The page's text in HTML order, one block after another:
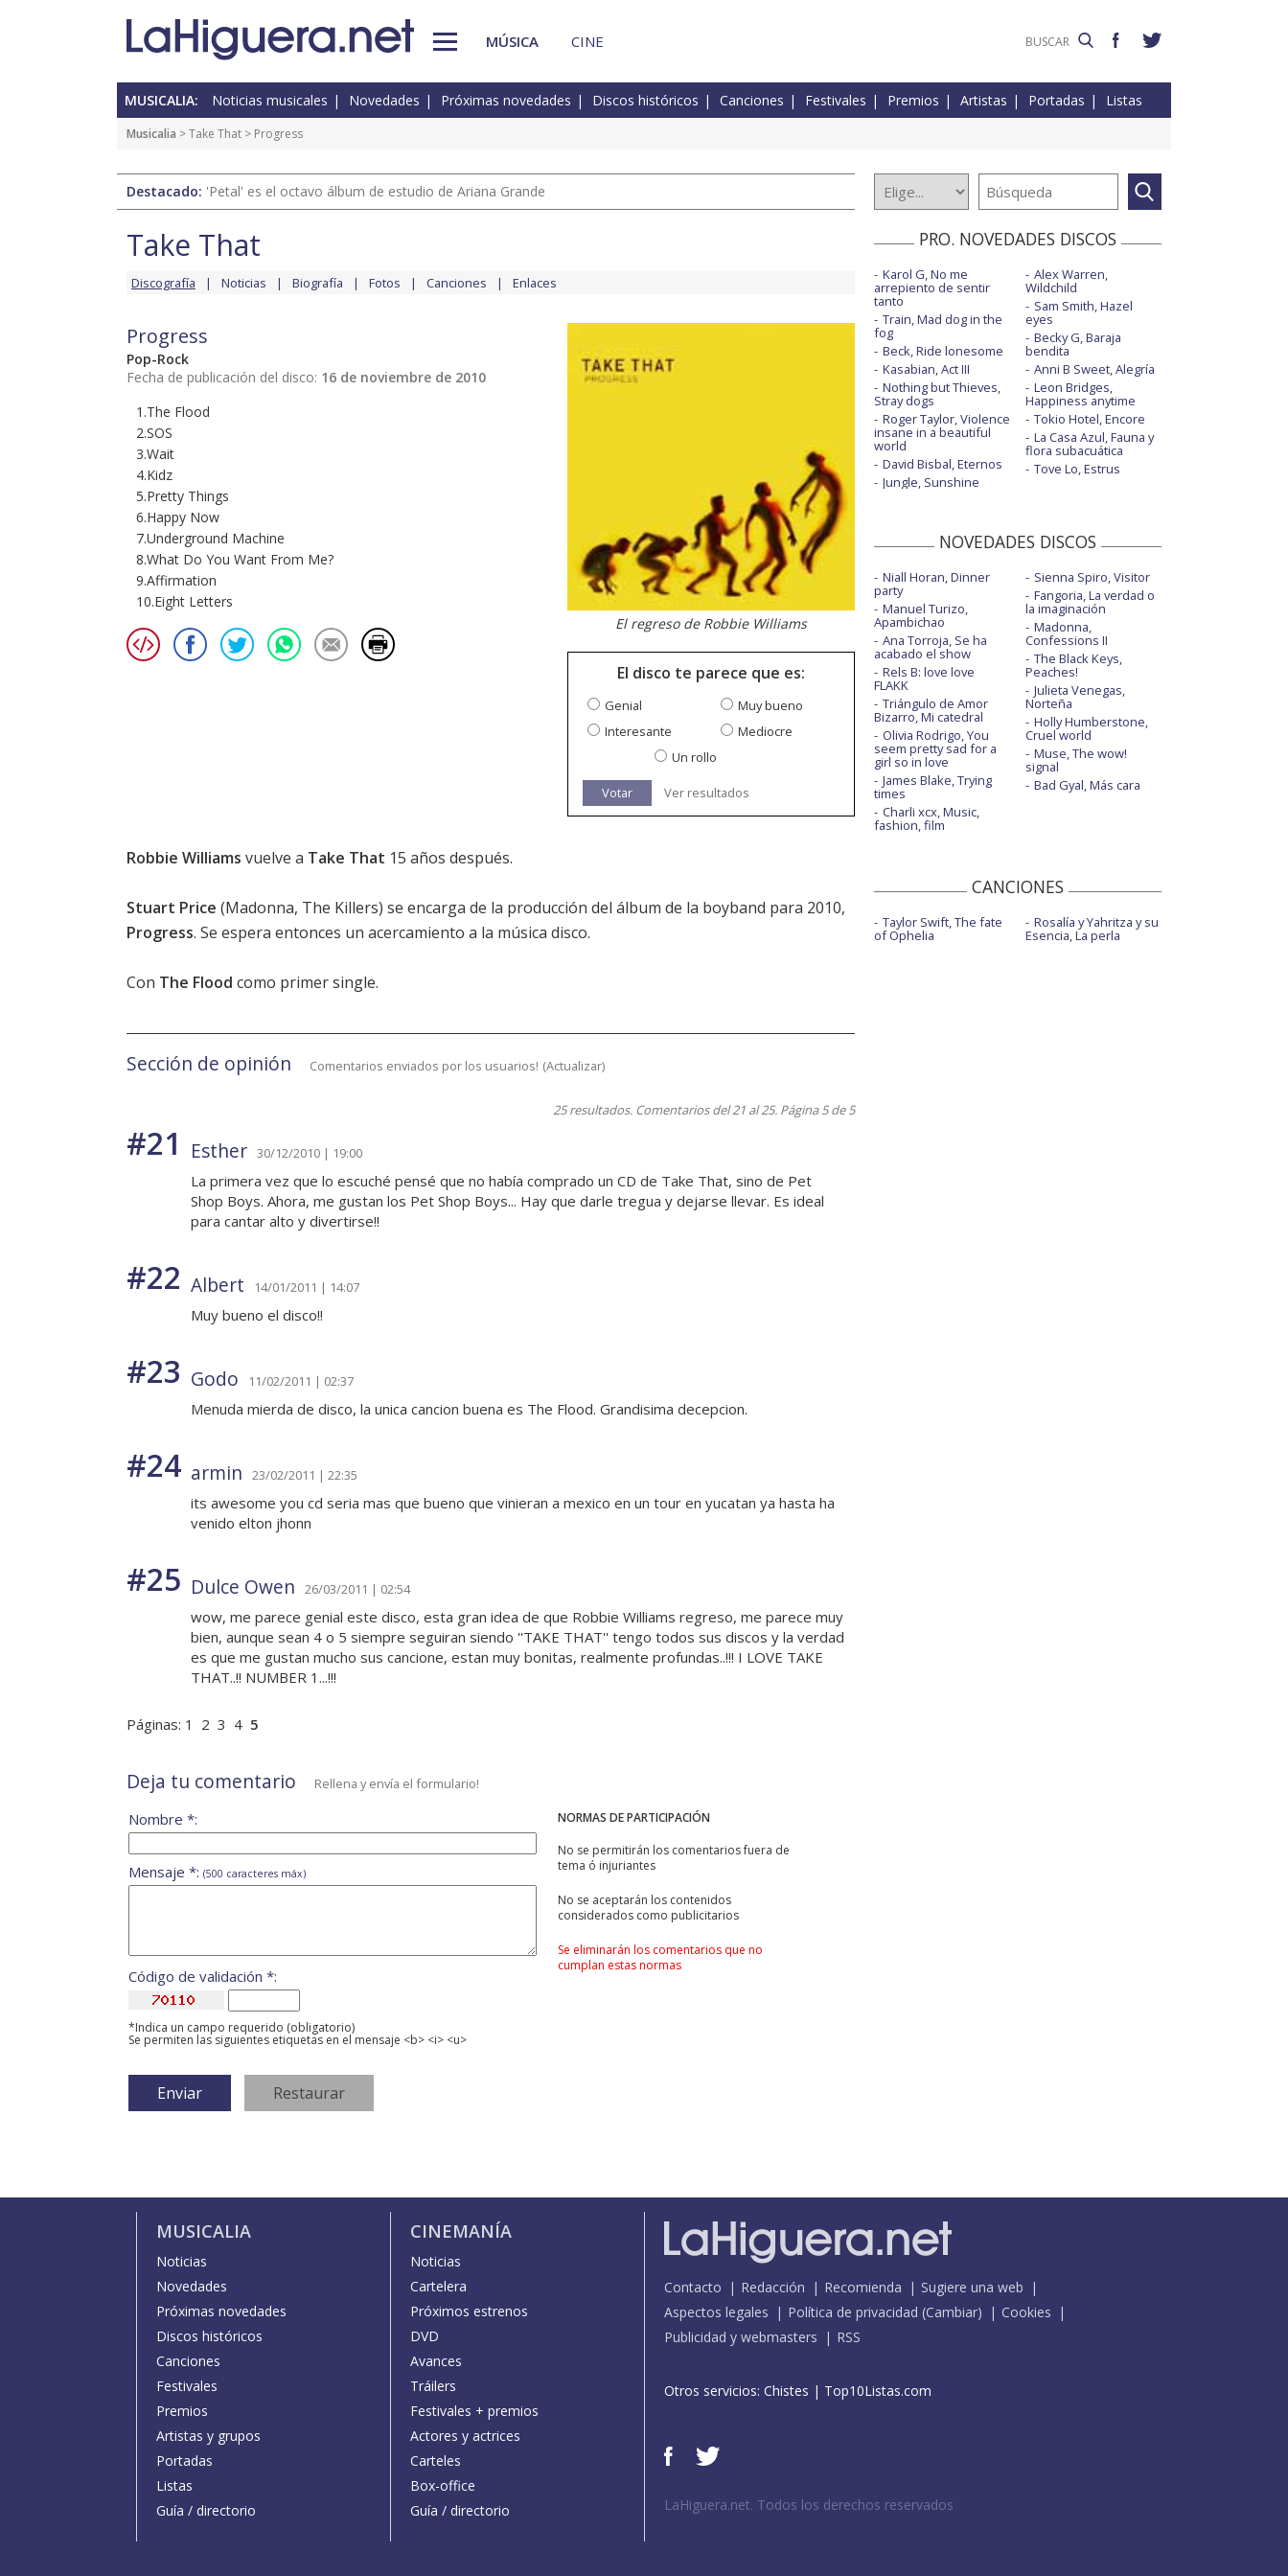
MÚSICA CINE
MUSICALIA: Noticias musicales Novedades Próximas novedades Discos históricos Canciones Festivales Premios Artistas Portadas Listas
Musicalia >Take That > Progress
Destacado: 'Petal' es el octavo álbum de estudio de Ariana Grande
Take That
Discografía Noticias Biografía Fotos Canciones Enlaces
Progress
Pop-Rock
Fecha de publicación del disco: 16 de noviembre de 2010
1.The Flood
2.SOS
3.Wait
4.Kidz
5.Pretty Things
6.Happy Now
7.Underground Machine
8.What Do You Want From Me?
9.Affirmation
10.Eight Letters
El regreso de Robbie Williams
El disco te parece que es:
Genial
Muy bueno
Interesante
Mediocre
Un rollo
Votar Ver resultados
Robbie Williams vuelve a Take That 15 años después.
Stuart Price (Madonna, The Killers) se encarga de la producción del álbum de la boyband para 2010,
Progress. Se espera entonces un acercamiento a la música disco.
Con The Flood como primer single.
Sección de opinión Comentarios enviados por los usuarios! (Actualizar)
25 resultados. Comentarios del 21 al 25. Página 5 de 5
#21 Esther 30/12/2010 | 19:00
La primera vez que lo escuché pensé que no había comprado un CD de Take That, sino de Pet
Shop Boys. Ahora, me gustan los Pet Shop Boys... Hay que darle tregua y dejarse llevar. Es ideal
para cantar alto y divertirse!!
#22 Albert 14/01/2011 | 14:07
Muy bueno el disco!!
#23 Godo 11/02/2011 | 02:37
Menuda mierda de disco, la unica cancion buena es The Flood. Grandisima decepcion.
#24 armin 23/02/2011 | 22:35
its awesome you cd seria mas que bueno que vinieran a mexico en un tour en yucatan ya hasta ha
venido elton jhonn
#25 Dulce Owen 26/03/2011 | 02:54
wow, me parece genial este disco, esta gran idea de que Robbie Williams regreso, me parece muy
bien, aunque sean 4 o 5 siempre seguiran siendo ''TAKE THAT'' tengo todos sus discos y la verdad
es que me gustan mucho sus cancione, estan muy bonitas, realmente profundas..!!! I LOVE TAKE
THAT..!! NUMBER 1...!!!
Páginas: 1 2 3 4 5
Deja tu comentario Rellena y envía el formulario!
NORMAS DE PARTICIPACIÓN
No se permitirán los comentarios fuera de
tema ó injuriantes
No se aceptarán los contenidos
considerados como publicitarios
Se eliminarán los comentarios que no
cumplan estas normas
Nombre *:
Mensaje *: (500 caracteres máx)
Código de validación *:
*Indica un campo requerido (obligatorio)
Se permiten las siguientes etiquetas en el mensaje <b> <i> <u>
PRO. NOVEDADES DISCOS
Karol G, No me
arrepiento de sentir
tanto
Train, Mad dog in the
fog
Beck, Ride lonesome
Kasabian, Act III
Nothing but Thieves,
Stray dogs
Roger Taylor, Violence
insane in a beautiful
world
David Bisbal, Eternos
Jungle, Sunshine
Alex Warren,
Wildchild
Sam Smith, Hazel
eyes
Becky G, Baraja
bendita
Anni B Sweet, Alegría
Leon Bridges,
Happiness anytime
Tokio Hotel, Encore
La Casa Azul, Fauna y
flora subacuática
Tove Lo, Estrus
NOVEDADES DISCOS
Niall Horan, Dinner
party
Manuel Turizo,
Apambichao
Ana Torroja, Se ha
acabado el show
Rels B: love love
FLAKK
Triángulo de Amor
Bizarro, Mi catedral
Olivia Rodrigo, You
seem pretty sad for a
girl so in love
James Blake, Trying
times
Charli xcx, Music,
fashion, film
Sienna Spiro, Visitor
Fangoria, La verdad o
la imaginación
Madonna,
Confessions II
The Black Keys,
Peaches!
Julieta Venegas,
Norteña
Holly Humberstone,
Cruel world
Muse, The wow!
signal
Bad Gyal, Más cara
CANCIONES
Taylor Swift, The fate
of Ophelia
Rosalía y Yahritza y su
Esencia, La perla
MUSICALIA
Noticias
Novedades
Próximas novedades
Discos históricos
Canciones
Festivales
Premios
Artistas y grupos
Portadas
Listas
Guía / directorio
CINEMANÍA
Noticias
Cartelera
Próximos estrenos
DVD
Avances
Tráilers
Festivales + premios
Actores y actrices
Carteles
Box-office
Guía / directorio
Contacto Redacción Recomienda
Sugiere una web
Aspectos legales
Política de privacidad (Cambiar)
Cookies
Publicidad y webmasters
RSS
Otros servicios: Chistes | Top10Listas.com
LaHiguera.net. Todos los derechos reservados